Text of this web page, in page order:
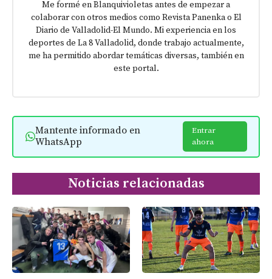
Me formé en Blanquivioletas antes de empezar a
colaborar con otros medios como Revista Panenka o El
Diario de Valladolid-El Mundo. Mi experiencia en los
deportes de La 8 Valladolid, donde trabajo actualmente,
me ha permitido abordar temáticas diversas, también en
este portal.
Mantente informado en
WhatsApp
Entrar
ahora
Noticias relacionadas